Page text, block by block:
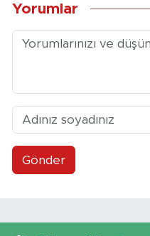
Yorumlar
Gönder